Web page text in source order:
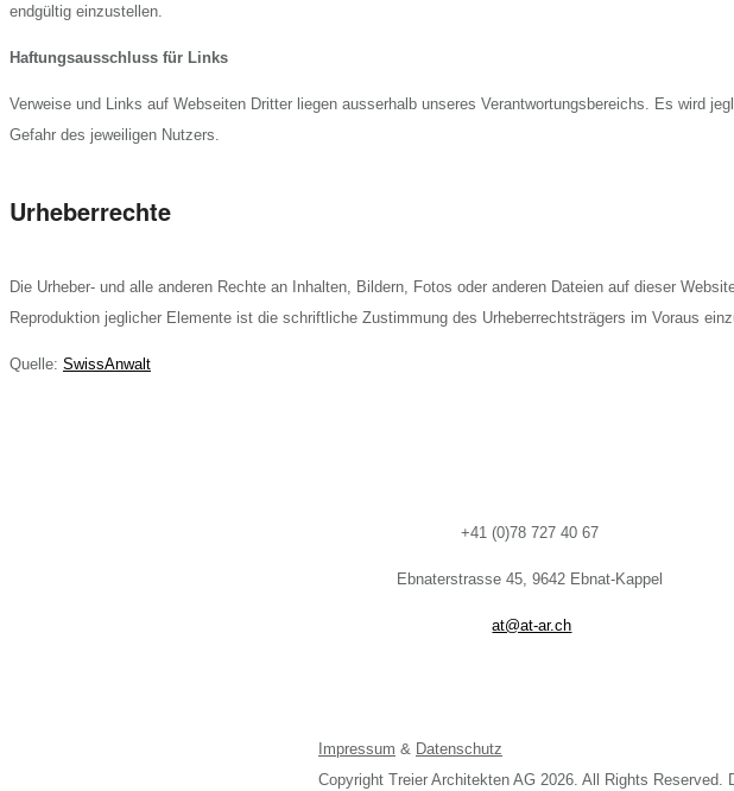
endgültig einzustellen.
Haftungsausschluss für Links
Verweise und Links auf Webseiten Dritter liegen ausserhalb unseres Verantwortungsbereichs. Es wird
Gefahr des jeweiligen Nutzers.
Urheberrechte
Die Urheber- und alle anderen Rechte an Inhalten, Bildern, Fotos oder anderen Dateien auf dieser
Reproduktion jeglicher Elemente ist die schriftliche Zustimmung des Urheberrechtsträgers im Voraus
Quelle: SwissAnwalt
+41 (0)78 727 40 67
Ebnaterstrasse 45, 9642 Ebnat-Kappel
at@at-ar.ch
Impressum & Datenschutz
Copyright Treier Architekten AG 2026. All Rights Reserved.